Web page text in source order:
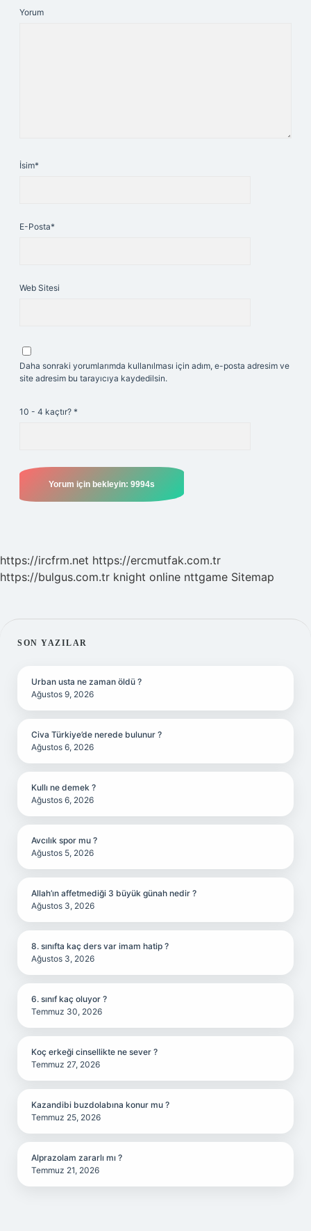
Yorum
İsim*
E-Posta*
Web Sitesi
Daha sonraki yorumlarımda kullanılması için adım, e-posta adresim ve
site adresim bu tarayıcıya kaydedilsin.
10 - 4 kaçtır? *
https://ircfrm.net https://ercmutfak.com.tr
https://bulgus.com.tr knight online nttgame Sitemap
SIDEBAR
SON YAZILAR
Urban usta ne zaman öldü ?
Ağustos 9, 2026
Civa Türkiye’de nerede bulunur ?
Ağustos 6, 2026
Kullı ne demek ?
Ağustos 6, 2026
Avcılık spor mu ?
Ağustos 5, 2026
Allah’ın affetmediği 3 büyük günah nedir ?
Ağustos 3, 2026
8. sınıfta kaç ders var imam hatip ?
Ağustos 3, 2026
6. sınıf kaç oluyor ?
Temmuz 30, 2026
Koç erkeği cinsellikte ne sever ?
Temmuz 27, 2026
Kazandibi buzdolabına konur mu ?
Temmuz 25, 2026
Alprazolam zararlı mı ?
Temmuz 21, 2026